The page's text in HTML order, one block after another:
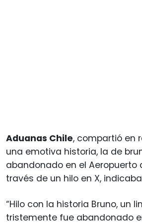
Aduanas Chile, compartió en
una emotiva historia, la de
abandonado en el Aeropuerto
través de un hilo en X,
“Hilo con la historia Bruno, un
tristemente fue abandonado